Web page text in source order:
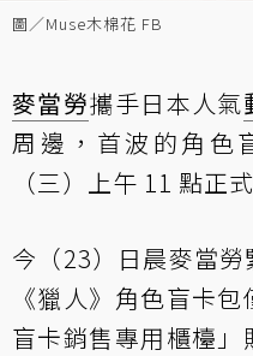
圖／Muse木棉花 FB
麥當勞攜手日本人氣
周邊，首波的角色
（三）上午 11 點正
今（23）日晨麥當勞
《獵人》角色盲卡
盲卡銷售專用櫃檯